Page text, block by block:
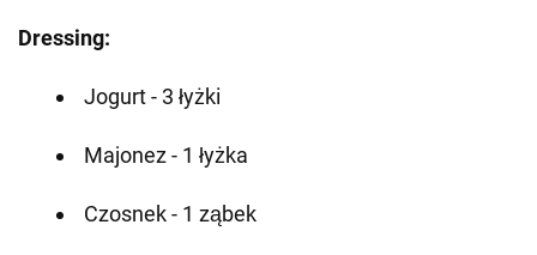
Dressing:
Jogurt - 3 łyżki
Majonez - 1 łyżka
Czosnek - 1 ząbek